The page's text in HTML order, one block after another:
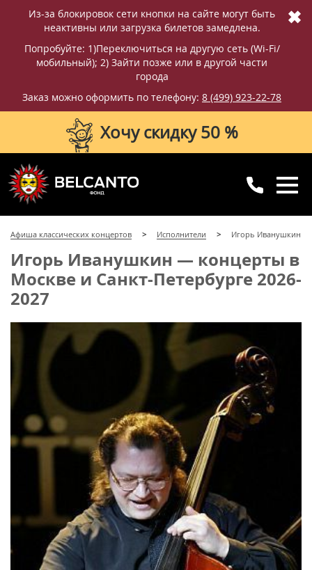
Из-за блокировок сети кнопки на сайте могут быть
неактивны или загрузка билетов замедлена.
Попробуйте: 1)Переключиться на другую сеть (Wi-Fi/
мобильный); 2) Зайти позже или в другой части
города
Заказ можно оформить по телефону: 8 (499) 923-22-78
✖
Хочу скидку 50 %
8 (499) 923-22-78
8 (800) 770-09-71
для регионов
Афиша классических концертов Исполнители Игорь Иванушкин
Игорь Иванушкин — концерты в
Москве и Санкт-Петербурге 2026-
2027